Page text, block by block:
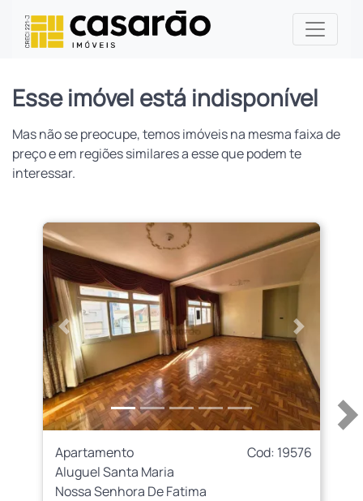
Esse imóvel está indisponível
Mas não se preocupe, temos imóveis na mesma faixa de
preço e em regiões similares a esse que podem te
interessar.
Anterior Próximo
Apartamento
Cod: 19576
Aluguel Santa Maria
Nossa Senhora De Fatima